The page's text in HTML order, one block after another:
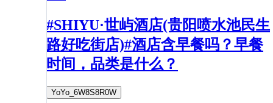
#SHIYU·世屿酒店(贵阳喷水池民生
路好吃街店)#酒店含早餐吗？早餐
时间，品类是什么？
YoYo_6W8S8R0W